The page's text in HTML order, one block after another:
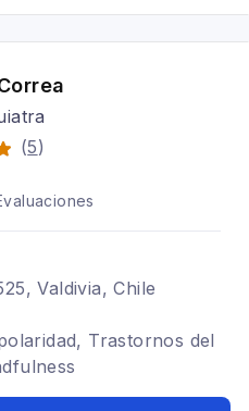
(5)
Valdivia, Chile
Trastornos del